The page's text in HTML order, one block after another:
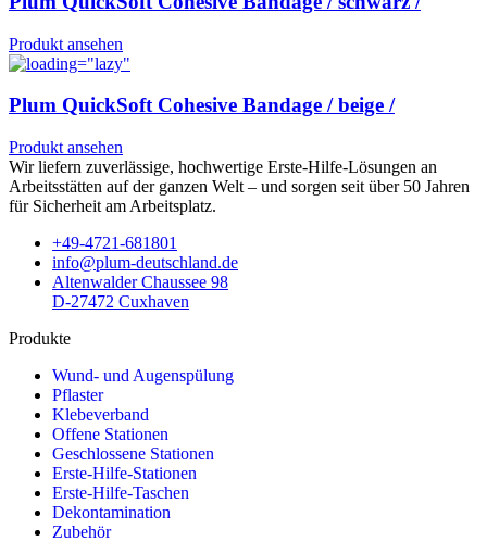
Produkt ansehen
Plum QuickSoft Cohesive Bandage / beige /
Produkt ansehen
Wir liefern zuverlässige, hochwertige Erste-Hilfe-Lösungen an
Arbeitsstätten auf der ganzen Welt – und sorgen seit über 50 Jahren
für Sicherheit am Arbeitsplatz.
+49-4721-681801
info@plum-deutschland.de
Altenwalder Chaussee 98
D-27472 Cuxhaven
Produkte
Wund- und Augenspülung
Pflaster
Klebeverband
Offene Stationen
Geschlossene Stationen
Erste-Hilfe-Stationen
Erste-Hilfe-Taschen
Dekontamination
Zubehör